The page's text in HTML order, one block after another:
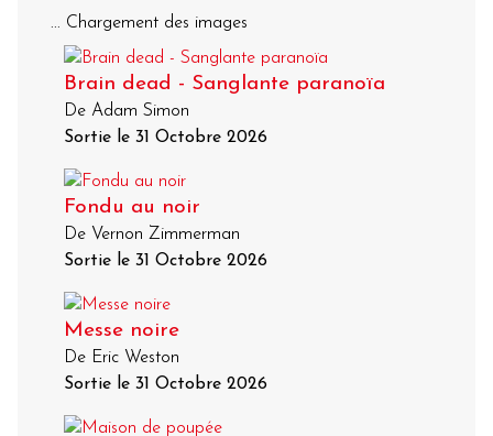
... Chargement des images
Brain dead - Sanglante paranoïa
De Adam Simon
Sortie le 31 Octobre 2026
Fondu au noir
De Vernon Zimmerman
Sortie le 31 Octobre 2026
Messe noire
De Eric Weston
Sortie le 31 Octobre 2026